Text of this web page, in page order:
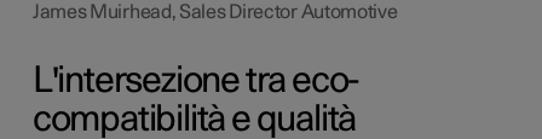
James Muirhead, Sales Director Automotive
L'intersezione tra eco-
compatibilità e qualità